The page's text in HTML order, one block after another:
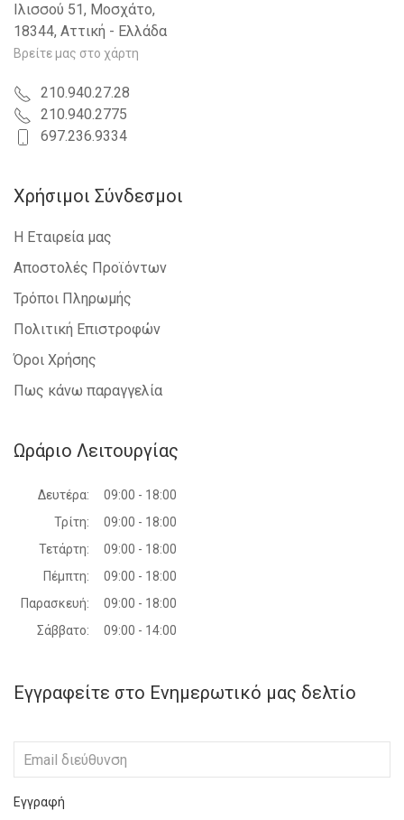
Ιλισσού 51, Μοσχάτο,
18344, Αττική - Ελλάδα
Βρείτε μας στο χάρτη
210.940.27.28
210.940.2775
697.236.9334
Χρήσιμοι Σύνδεσμοι
Η Εταιρεία μας
Αποστολές Προϊόντων
Τρόποι Πληρωμής
Πολιτική Επιστροφών
Όροι Χρήσης
Πως κάνω παραγγελία
Ωράριο Λειτουργίας
Δευτέρα:
09:00 - 18:00
Τρίτη:
09:00 - 18:00
Τετάρτη:
09:00 - 18:00
Πέμπτη:
09:00 - 18:00
Παρασκευή:
09:00 - 18:00
Σάββατο:
09:00 - 14:00
Εγγραφείτε στο Ενημερωτικό μας δελτίο
Εγγραφή